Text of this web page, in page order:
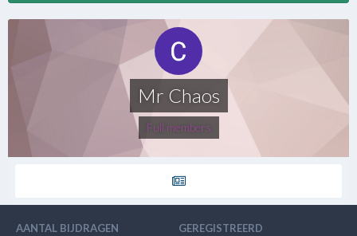
Mr Chaos
Full members
AANTAL BIJDRAGEN GEREGISTREERD